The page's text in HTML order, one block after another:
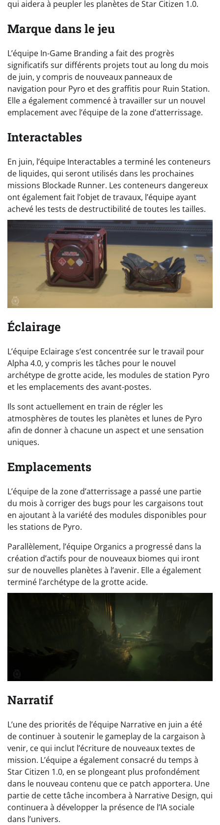
qui aidera à peupler les planètes de Star Citizen 1.0.
Marque dans le jeu
L’équipe In-Game Branding a fait des progrès
significatifs sur différents projets tout au long du mois
de juin, y compris de nouveaux panneaux de
navigation pour Pyro et des graffitis pour Ruin Station.
Elle a également commencé à travailler sur un nouvel
emplacement avec l’équipe de la zone d’atterrissage.
Interactables
En juin, l’équipe Interactables a terminé les conteneurs
de liquides, qui seront utilisés dans les prochaines
missions Blockade Runner. Les conteneurs dangereux
ont également fait l’objet de travaux, l’équipe ayant
achevé les tests de destructibilité de toutes les tailles.
Éclairage
L’équipe Eclairage s’est concentrée sur le travail pour
Alpha 4.0, y compris les tâches pour le nouvel
archétype de grotte acide, les modules de station Pyro
et les emplacements des avant-postes.
Ils sont actuellement en train de régler les
atmosphères de toutes les planètes et lunes de Pyro
afin de donner à chacune un aspect et une sensation
uniques.
Emplacements
L’équipe de la zone d’atterrissage a passé une partie
du mois à corriger des bugs pour les cargaisons tout
en ajoutant à la variété des modules disponibles pour
les stations de Pyro.
Parallèlement, l’équipe Organics a progressé dans la
création d’actifs pour de nouveaux biomes qui iront
sur de nouvelles planètes à l’avenir. Elle a également
terminé l’archétype de la grotte acide.
Narratif
L’une des priorités de l’équipe Narrative en juin a été
de continuer à soutenir le gameplay de la cargaison à
venir, ce qui inclut l’écriture de nouveaux textes de
mission. L’équipe a également consacré du temps à
Star Citizen 1.0, en se plongeant plus profondément
dans le nouveau contenu que ce patch apportera. Une
partie de cette tâche incombera à Narrative Design, qui
continuera à développer la présence de l’IA sociale
dans l’univers.